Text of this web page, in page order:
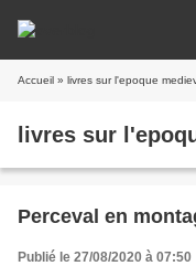
Accueil » livres sur l'epoque
livres sur
Perceval en
Publié le 27/08/2020 à 07:50